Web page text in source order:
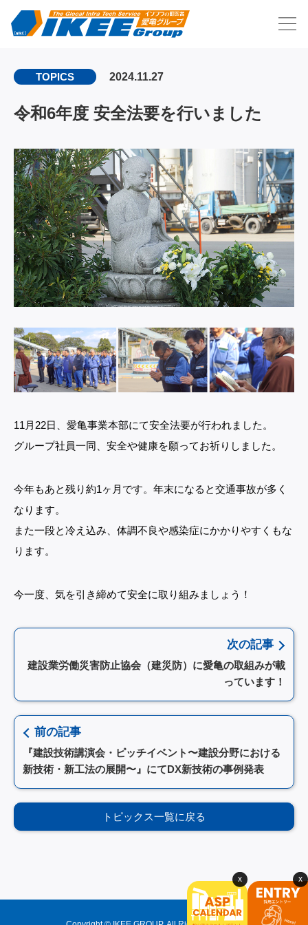
TOPICS 2024.11.27
令和6年度 安全法要を行いました
11月22日、愛亀事業本部にて安全法要が行われました。
グループ社員一同、安全や健康を願ってお祈りしました。
今年もあと残り約1ヶ月です。年末になると交通事故が多く
なります。
また一段と冷え込み、体調不良や感染症にかかりやすくもな
ります。
今一度、気を引き締めて安全に取り組みましょう！
次の記事
建設業労働災害防止協会（建災防）に愛亀の取組みが載
っています！
前の記事
『建設技術講演会・ピッチイベント〜建設分野における
新技術・新工法の展開〜』にてDX新技術の事例発表
トピックス一覧に戻る